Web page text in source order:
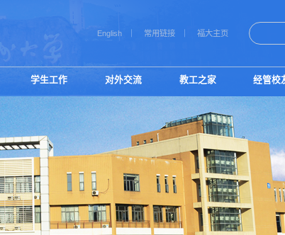
English 常用链接 福大主页
学生工作 对外交流 教工之家 经管校